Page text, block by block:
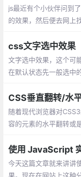
过 filter来实现
js最近有个小伙伴问到
的效果，然后便去网上
css文字选中效果
文字选中效果，这个可
在默认状态先一般选中
ion定义元素上的伪选择
时设置其中文本的样式
CSS垂直翻转/水
随着现代浏览器对
容的元素的水平翻转或
使用 JavaScript
今天这篇文章就来讲讲
果。现在在网站上这种